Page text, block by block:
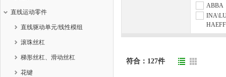
直线运动零件
直线驱动单元/线性模组
滚珠丝杠
梯形丝杠、滑动丝杠
花键
ABBA
符合： 127件